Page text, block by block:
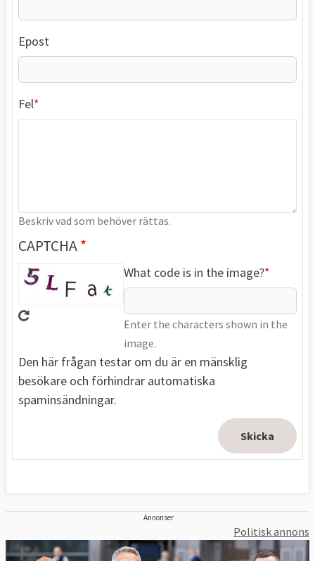
Epost
Fel
Beskriv vad som behöver rättas.
CAPTCHA
What code is in the image?
Enter the characters shown in the
image.
Den här frågan testar om du är en mänsklig
besökare och förhindrar automatiska
spaminsändningar.
Annonser
Politisk annons